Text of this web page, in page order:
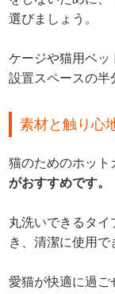
選びましょう。
ケージや猫用ベッ
設置スペースの半
素材と触り心
猫のためのホット
がおすすめです。
丸洗いできるタ
き、清潔に使用で
愛猫が快適に過ご